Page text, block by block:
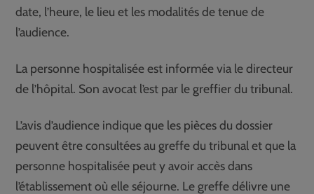
date, l’heure, le lieu et les modalités de tenue de
l’audience.
La personne hospitalisée est informée via le directeur
de l’hôpital. Son avocat l’est par le greffier du tribunal.
L’avis d’audience indique que les pièces du dossier
peuvent être consultées au greffe du tribunal et que la
personne hospitalisée peut y avoir accès dans
l’établissement où elle séjourne. Le greffe délivre une